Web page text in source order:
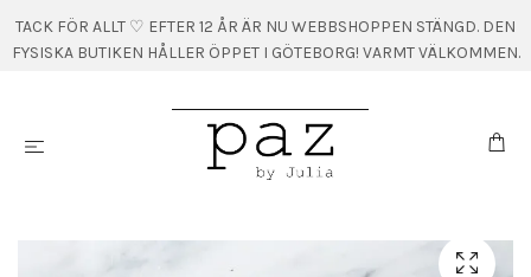
TACK FÖR ALLT ♡ EFTER 12 ÅR ÄR NU WEBBSHOPPEN STÄNGD. DEN
FYSISKA BUTIKEN HÅLLER ÖPPET I GÖTEBORG! VARMT VÄLKOMMEN.